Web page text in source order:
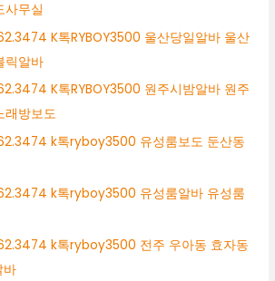
사무실
K톡RYBOY3500 울산당일알바 울산
릭알바
K톡RYBOY3500 원주시밤알바 원주
래방보도
k톡ryboy3500 유성룸보도 둔산동
k톡ryboy3500 유성룸알바 유성룸
k톡ryboy3500 전주 우아동 효자동
바